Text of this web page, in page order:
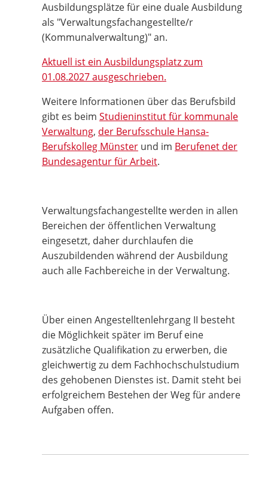
Ausbildungsplätze für eine duale Ausbildung
als "Verwaltungsfachangestellte/r
(Kommunalverwaltung)" an.
Aktuell ist ein Ausbildungsplatz zum
01.08.2027 ausgeschrieben.
Weitere Informationen über das Berufsbild
gibt es beim Studieninstitut für kommunale
Verwaltung, der Berufsschule Hansa-
Berufskolleg Münster und im Berufenet der
Bundesagentur für Arbeit.
Verwaltungsfachangestellte werden in allen
Bereichen der öffentlichen Verwaltung
eingesetzt, daher durchlaufen die
Auszubildenden während der Ausbildung
auch alle Fachbereiche in der Verwaltung.
Über einen Angestelltenlehrgang II besteht
die Möglichkeit später im Beruf eine
zusätzliche Qualifikation zu erwerben, die
gleichwertig zu dem Fachhochschulstudium
des gehobenen Dienstes ist. Damit steht bei
erfolgreichem Bestehen der Weg für andere
Aufgaben offen.